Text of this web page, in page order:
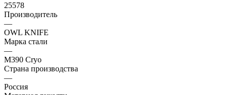
25578
Производитель
—
OWL KNIFE
Марка стали
—
M390 Cryo
Страна производства
—
Россия